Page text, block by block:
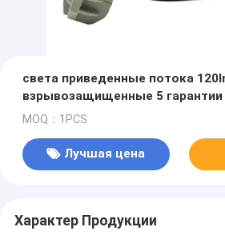
света приведенные потока
взрывозащищенные 5
газовой промышленности лет
MOQ：1PCS
Лучшая цена
Характер Продукции